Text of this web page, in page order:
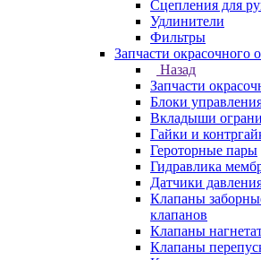
Сцепления для
Удлинители
Фильтры
Запчасти окрасочного
Назад
Запчасти
Блоки
Вкладыши
Гайки и
Героторные пары
Гидравлика
Датчики
Клапаны
клапанов
Клапаны
Клапаны